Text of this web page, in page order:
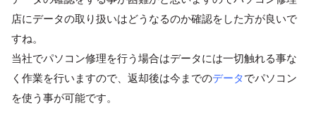
店にデータの取り扱いはどうなるのか確認をした方が良いで
すね。
当社でパソコン修理を行う場合はデータには一切触れる事な
く作業を行いますので、返却後は今までのデータでパソコン
を使う事が可能です。